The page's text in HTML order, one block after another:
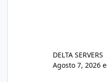
DELTA SERVERS
Agosto 7, 2026